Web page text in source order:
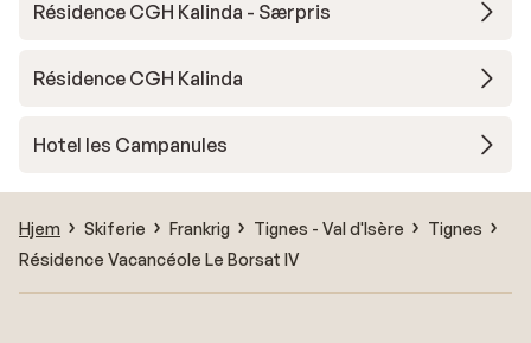
Résidence CGH Kalinda - Særpris
Résidence CGH Kalinda
Hotel les Campanules
Hjem Skiferie Frankrig Tignes - Val d'Isère
Tignes
Résidence Vacancéole Le Borsat IV